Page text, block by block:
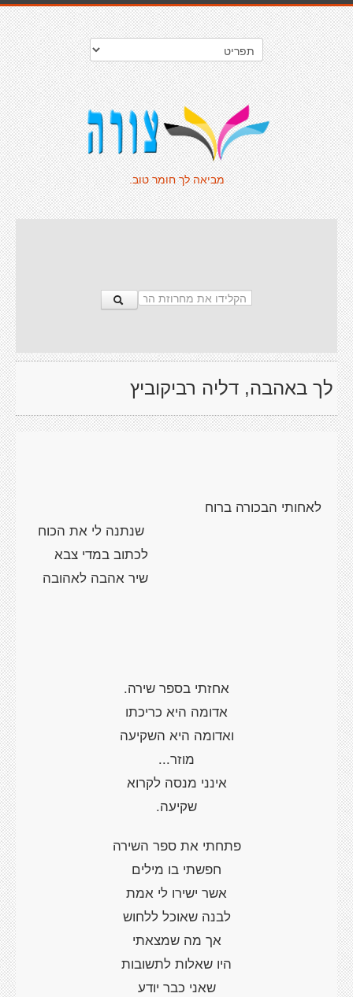
מביאה לך חומר טוב.
לך באהבה, דליה רביקוביץ
לאחותי הבכורה ברוח
שנתנה לי את הכוח
לכתוב במדי צבא
שיר אהבה לאהובה
אחזתי בספר שירה.
אדומה היא כריכתו
ואדומה היא השקיעה
מוזר...
אינני מנסה לקרוא
שקיעה.
פתחתי את ספר השירה
חפשתי בו מילים
אשר ישירו לי אמת
לבנה שאוכל ללחוש
אך מה שמצאתי
היו שאלות לתשובות
שאני כבר יודע